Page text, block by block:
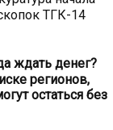
ТГК-14
ждать денег?
регионов,
остаться без